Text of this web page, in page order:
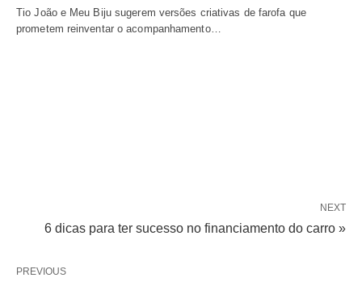
Tio João e Meu Biju sugerem versões criativas de farofa que
prometem reinventar o acompanhamento…
NEXT
6 dicas para ter sucesso no financiamento do carro »
PREVIOUS